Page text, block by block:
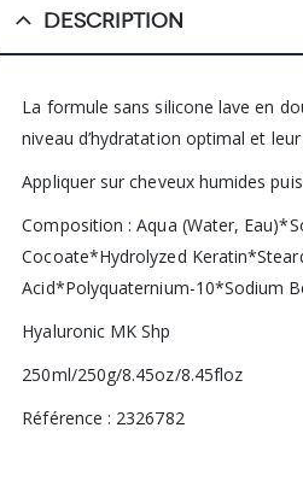
DESCRIPTION
La formule sans silicone lave en
niveau d’hydratation optimal et
Appliquer sur cheveux humides
Composition : Aqua (Water,
Cocoate*Hydrolyzed
Acid*Polyquaternium-10*Sodium
Hyaluronic MK Shp
250ml/250g/8.45oz/8.45floz
Référence : 2326782